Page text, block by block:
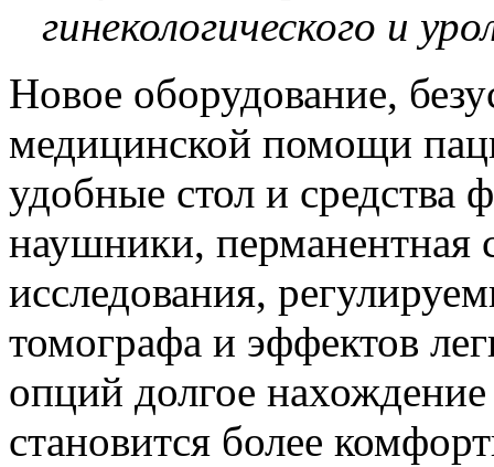
гинекологического и
Новое оборудование,
медицинской помощи
удобные стол и
наушники, перманентная
исследования,
томографа и эффектов
опций долгое
становится более